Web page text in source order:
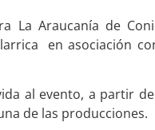
La Araucanía de
en asociación
al evento, a partir
de las producciones.